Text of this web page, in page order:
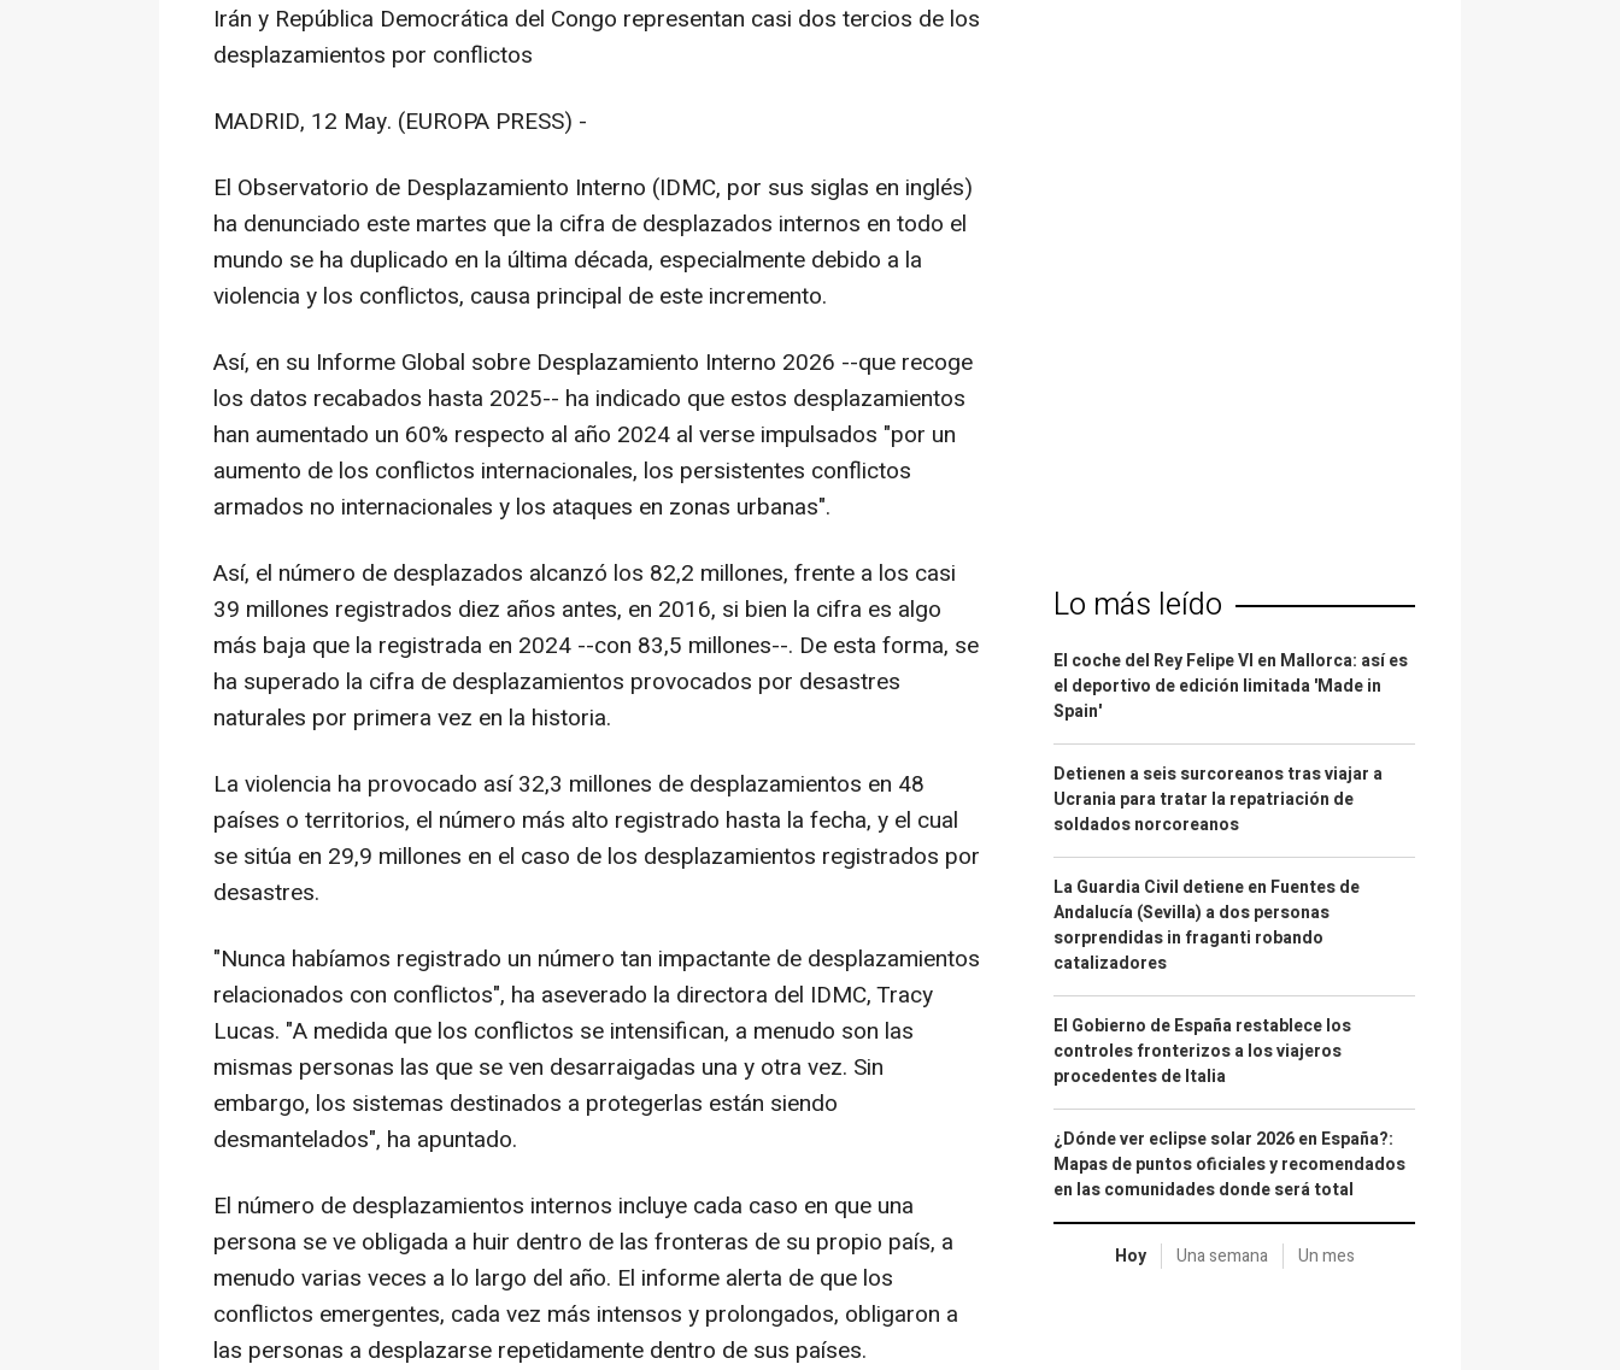
Irán y República Democrática del Congo representan casi dos tercios de los
desplazamientos por conflictos
MADRID, 12 May. (EUROPA PRESS) -
El Observatorio de Desplazamiento Interno (IDMC, por sus siglas en inglés)
ha denunciado este martes que la cifra de desplazados internos en todo el
mundo se ha duplicado en la última década, especialmente debido a la
violencia y los conflictos, causa principal de este incremento.
Así, en su Informe Global sobre Desplazamiento Interno 2026 --que recoge
los datos recabados hasta 2025-- ha indicado que estos desplazamientos
han aumentado un 60% respecto al año 2024 al verse impulsados "por un
aumento de los conflictos internacionales, los persistentes conflictos
armados no internacionales y los ataques en zonas urbanas".
Así, el número de desplazados alcanzó los 82,2 millones, frente a los casi
39 millones registrados diez años antes, en 2016, si bien la cifra es algo
más baja que la registrada en 2024 --con 83,5 millones--. De esta forma, se
ha superado la cifra de desplazamientos provocados por desastres
naturales por primera vez en la historia.
La violencia ha provocado así 32,3 millones de desplazamientos en 48
países o territorios, el número más alto registrado hasta la fecha, y el cual
se sitúa en 29,9 millones en el caso de los desplazamientos registrados por
desastres.
"Nunca habíamos registrado un número tan impactante de desplazamientos
relacionados con conflictos", ha aseverado la directora del IDMC, Tracy
Lucas. "A medida que los conflictos se intensifican, a menudo son las
mismas personas las que se ven desarraigadas una y otra vez. Sin
embargo, los sistemas destinados a protegerlas están siendo
desmantelados", ha apuntado.
El número de desplazamientos internos incluye cada caso en que una
persona se ve obligada a huir dentro de las fronteras de su propio país, a
menudo varias veces a lo largo del año. El informe alerta de que los
conflictos emergentes, cada vez más intensos y prolongados, obligaron a
las personas a desplazarse repetidamente dentro de sus países.
Lo más leído
El coche del Rey Felipe VI en Mallorca: así es
el deportivo de edición limitada 'Made in
Spain'
Detienen a seis surcoreanos tras viajar a
Ucrania para tratar la repatriación de
soldados norcoreanos
La Guardia Civil detiene en Fuentes de
Andalucía (Sevilla) a dos personas
sorprendidas in fraganti robando
catalizadores
El Gobierno de España restablece los
controles fronterizos a los viajeros
procedentes de Italia
¿Dónde ver eclipse solar 2026 en España?:
Mapas de puntos oficiales y recomendados
en las comunidades donde será total
Hoy Una semana Un mes